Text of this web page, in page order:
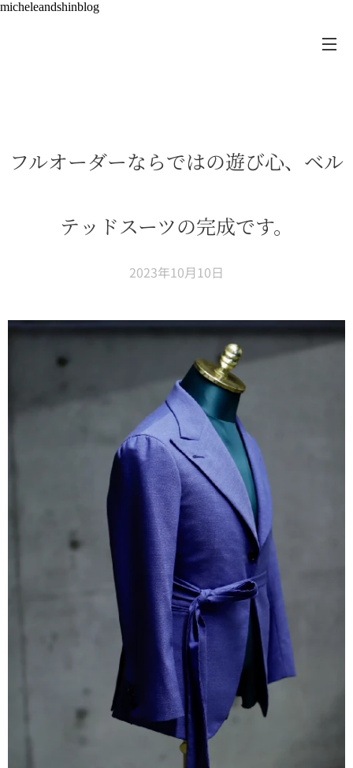
micheleandshinblog
フルオーダーならではの遊び心、ベル
テッドスーツの完成です。
2023年10月10日